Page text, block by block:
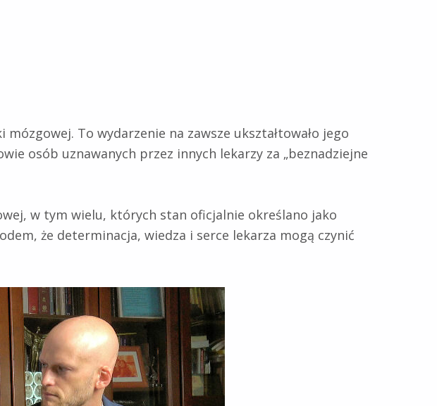
To wydarzenie na zawsze ukształtowało jego
osób uznawanych przez innych lekarzy za „beznadziejne
w tym wielu, których stan oficjalnie określano jako
że determinacja, wiedza i serce lekarza mogą czynić